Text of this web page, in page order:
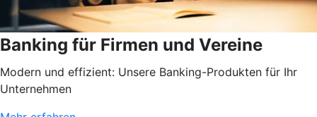
Banking für Firmen und Vereine
Modern und effizient: Unsere Banking-Produkten für Ihr
Unternehmen